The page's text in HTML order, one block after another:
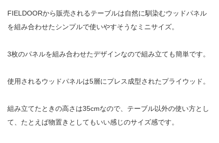
FIELDOORから販売されるテーブルは自然に馴染むウッドパネル
を組み合わせたシンプルで使いやすそうなミニサイズ。
3枚のパネルを組み合わせたデザインなので組み立ても簡単です。
使用されるウッドパネルは5層にプレス成型されたプライウッド。
組み立てたときの高さは35cmなので、テーブル以外の使い方とし
て、たとえば物置きとしてもいい感じのサイズ感です。